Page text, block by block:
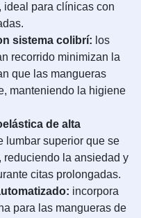
ideal para clínicas con
sistema colibrí: los
recorrido minimizan la
que las mangueras
manteniendo la higiene
de alta
lumbar superior que se
reduciendo la ansiedad y
citas prolongadas.
incorpora
para las mangueras de